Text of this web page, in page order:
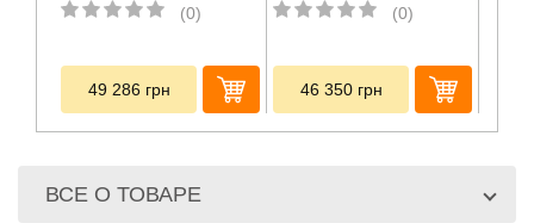
(0)
49 286 грн
(0)
46 350 грн
ВСЕ О ТОВАРЕ